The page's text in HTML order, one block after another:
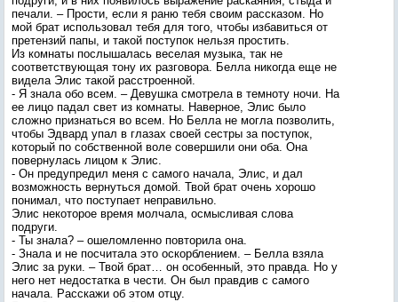
печали. – Прости, если я раню тебя своим рассказом. Но
мой брат использовал тебя для того, чтобы избавиться от
претензий папы, и такой поступок нельзя простить.
Из комнаты послышалась веселая музыка, так не
соответствующая тону их разговора. Белла никогда еще не
видела Элис такой расстроенной.
- Я знала обо всем. – Девушка смотрела в темноту ночи. На
ее лицо падал свет из комнаты. Наверное, Элис было
сложно признаться во всем. Но Белла не могла позволить,
чтобы Эдвард упал в глазах своей сестры за поступок,
который по собственной воле совершили они оба. Она
повернулась лицом к Элис.
- Он предупредил меня с самого начала, Элис, и дал
возможность вернуться домой. Твой брат очень хорошо
понимал, что поступает неправильно.
Элис некоторое время молчала, осмысливая слова
подруги.
- Ты знала? – ошеломленно повторила она.
- Знала и не посчитала это оскорблением. – Белла взяла
Элис за руки. – Твой брат… он особенный, это правда. Но у
него нет недостатка в чести. Он был правдив с самого
начала. Расскажи об этом отцу.